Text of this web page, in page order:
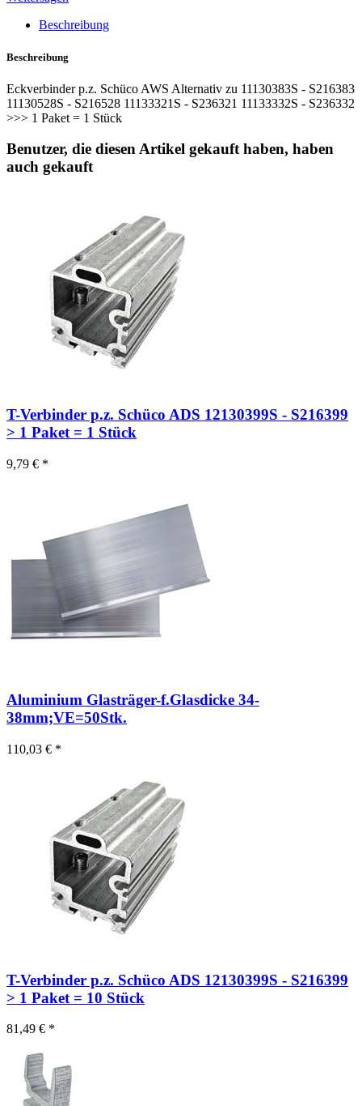
Beschreibung
Beschreibung
Eckverbinder p.z. Schüco AWS Alternativ zu 11130383S - S216383
11130528S - S216528 11133321S - S236321 11133332S - S236332
>>> 1 Paket = 1 Stück
Benutzer, die diesen Artikel gekauft haben, haben
auch gekauft
T-Verbinder p.z. Schüco ADS 12130399S - S216399
> 1 Paket = 1 Stück
9,79 € *
Aluminium Glasträger-f.Glasdicke 34-
38mm;VE=50Stk.
110,03 € *
T-Verbinder p.z. Schüco ADS 12130399S - S216399
> 1 Paket = 10 Stück
81,49 € *